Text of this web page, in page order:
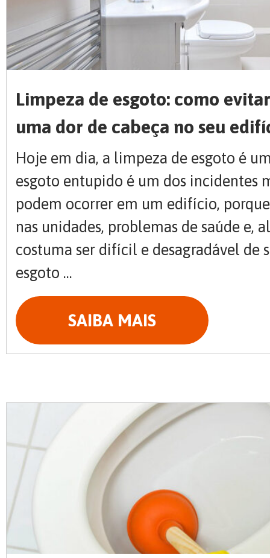
Limpeza de esgoto: como
uma dor de cabeça no seu
Hoje em dia, a limpeza de esgoto é
esgoto entupido é um dos incidentes
podem ocorrer em um edifício,
nas unidades, problemas de saúde e,
costuma ser difícil e desagradável de
esgoto ...
SAIBA MAIS